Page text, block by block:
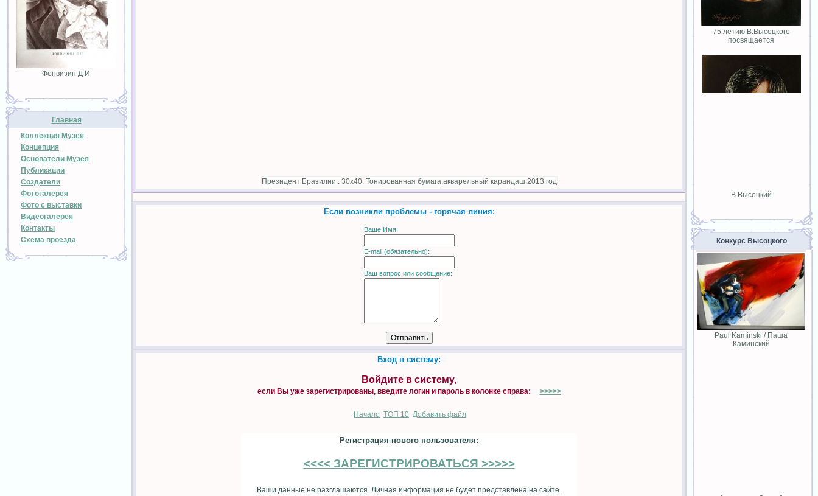
Фонвизин Д И
Главная
Коллекция Музея
Концепция
Основатели Музея
Публикации
Создатели
Фотогалерея
Фото с выставки
Видеогалерея
Контакты
Схема проезда
Президент Бразилии . 30х40. Тонированная бумага,акварельный карандаш.2013 год
Если возникли проблемы - горячая линия:
Ваше Имя:
E-mail (обязательно):
Ваш вопрос или сообщение:
Вход в систему:
Войдите в систему,
если Вы уже зарегистрированы, введите логин и пароль в колонке справа: >>>>>
Начало TOП 10 Добавить файл
Регистрация нового пользователя:
<<<< ЗАРЕГИСТРИРОВАТЬСЯ >>>>>
Ваши данные не разглашаются. Личная информация не будет представлена на сайте.
75 летию В.Высоцкого
посвящается
В.Высоцкий
Конкурс Высоцкого
Paul Kaminski / Паша
Каминский